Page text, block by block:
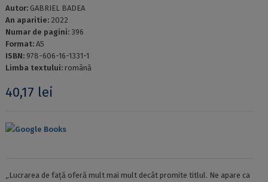
Autor: GABRIEL BADEA
An aparitie: 2022
Numar de pagini: 396
Format: A5
ISBN: 978-606-16-1331-1
Limba textului: română
40,17 lei
Google Books
„Lucrarea de față oferă mult mai mult decât promite titlul. Ne apare ca